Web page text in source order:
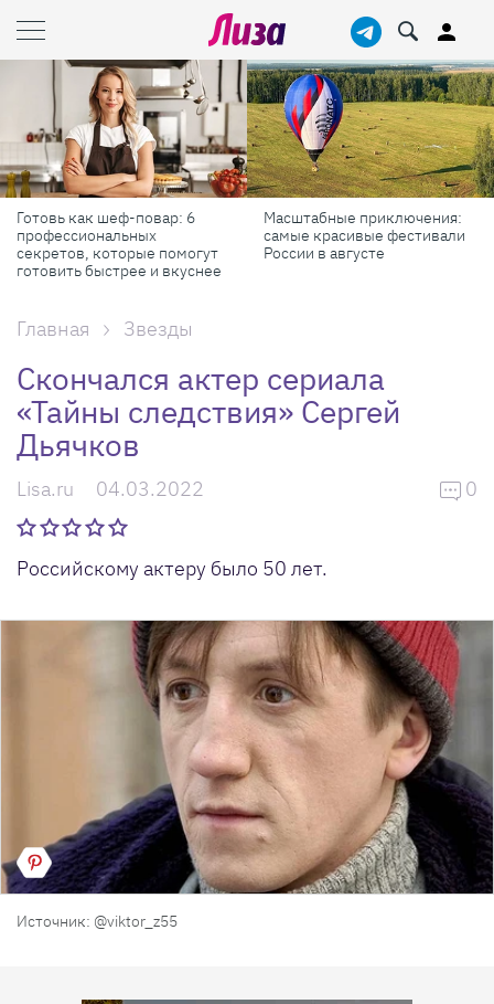
Готовь как шеф-повар: 6
профессиональных
секретов, которые помогут
готовить быстрее и вкуснее
Масштабные приключения:
самые красивые фестивали
России в августе
Главная Звезды
Скончался актер сериала
«Тайны следствия» Сергей
Дьячков
Lisa.ru 04.03.2022 0
Российскому актеру было 50 лет.
Источник: @viktor_z55